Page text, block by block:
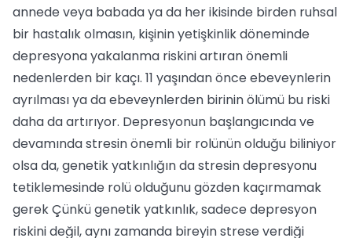
annede veya babada ya da her ikisin­de birden ruhsal
bir hastalık olmasın, kişi­nin yetişkinlik döneminde
depresyona ya­kalanma riskini artıran önemli
nedenler­den bir kaçı. 11 yaşından önce ebeveynle­rin
ayrılması ya da ebeveynlerden birinin ölümü bu riski
daha da artırıyor. Depresyonun başlangıcında ve
deva­mında stresin önemli bir rolünün oldu­ğu biliniyor
olsa da, genetik yatkınlığın da stresin depresyonu
tetiklemesinde rolü ol­duğunu gözden kaçırmamak
gerek Çün­kü genetik yatkınlık, sadece depresyon
riskini değil, aynı zamanda bireyin strese verdiği